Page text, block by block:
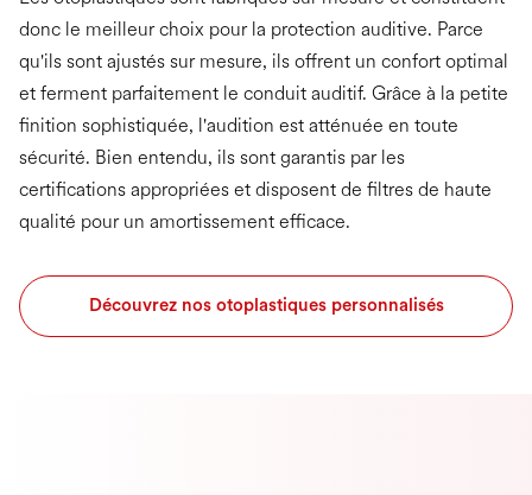
donc le meilleur choix pour la protection auditive. Parce
qu'ils sont ajustés sur mesure, ils offrent un confort optimal
et ferment parfaitement le conduit auditif. Grâce à la petite
finition sophistiquée, l'audition est atténuée en toute
sécurité. Bien entendu, ils sont garantis par les
certifications appropriées et disposent de filtres de haute
qualité pour un amortissement efficace.
Découvrez nos otoplastiques personnalisés